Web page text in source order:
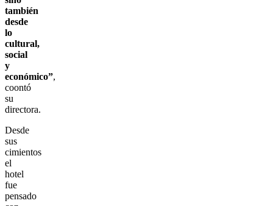
también
desde
lo
cultural,
social
y
económico”,
coontó
su
directora.
Desde
sus
cimientos
el
hotel
fue
pensado